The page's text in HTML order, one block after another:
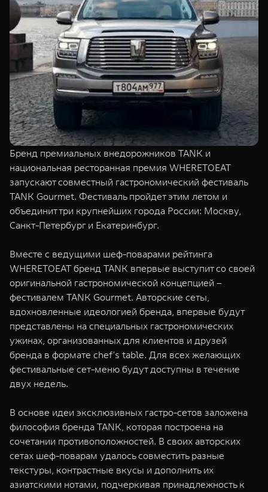
TANK 500
Веди за собой
от 6 499 000 ₽
TANK 700
Сила
от 10 199
WEY 07
Расширяя границы комфорта
от 6 149 000 ₽
WEY 05
от 5 699
WEY 80
Масштаб возможностей
от 6 449 000 ₽
WEY 80
TANK Финансы
Корпоративным клиентам
TANK ФИНАНСЫ
TANK Кредит
TANK Лизинг
TANK Страхование
Сервис
Специальные предложения
Моторные масла
ЦИФРОВЫЕ СЕРВИСЫ TANK
Цифровые сервисы TANK
Подписки
Бренд премиальных внедорожников TANK и
национальная ресторанная премия WHERETOEAT
запускают совместный гастрономический фестиваль
TANK Gourmet. Фестиваль пройдет этим летом и
объединит три крупнейших города России: Москву,
Санкт-Петербург и Екатеринбург.
Вместе с ведущими шеф-поварами рейтинга
WHERETOEAT бренд TANK впервые выступит со своей
оригинальной гастрономической концепцией –
фестивалем TANK Gourmet. Авторские сеты,
вдохновленные идеологией бренда, впервые будут
представлены на специальных гастрономических
ужинах, организованных для клиентов и друзей
бренда в формате chef’s table. Для всех желающих
фестивальные сет-меню будут доступны в течение
двух недель.
В основе идеи эксклюзивных гастро-сетов заложена
философия бренда TANK, которая построена на
сочетании противоположностей. В своих авторских
сетах шеф-поварам удалось совместить разные
текстуры, контрастные вкусы и дополнить их
азиатскими нотами, подчеркивая принадлежность к